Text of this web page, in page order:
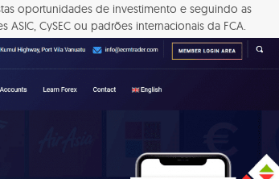
oportunidades de investimento e seguindo as
CySEC ou padrões internacionais da FCA.